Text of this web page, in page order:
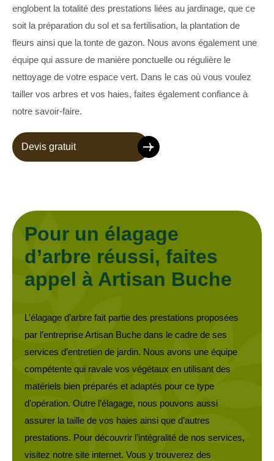
englobent la totalité des prestations liées au jardinage, que ce
soit la préparation du sol et sa fertilisation, la plantation de
fleurs ainsi que la tonte de gazon. Nous avons également une
équipe qui assure de manière ponctuelle ou régulière le
nettoyage de votre espace vert. Dans le cas où vous voulez
tailler vos arbres et vos haies, faites également confiance à
notre savoir-faire.
Devis gratuit
Pour un élagage
d’arbre réussi, faites
appel à Artisan Buche
L’élagage d’arbre fait partie des prestations proposées
par l’entreprise Artisan Buche dans le cadre de ses
services d’entretien de jardin. Nous avons une équipe
compétente qui ravale vos végétaux en utilisant des
matériels bien préparés et adaptés pour ce type
d’opération. Outre l’élagage, nous pouvons aussi
assurer la taille de vos haies ainsi que d’autres
prestations. Pour découvrir l’intégralité de nos services,
visitez notre site internet. Vous y trouverez des